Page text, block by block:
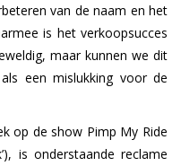
van de naam en het
is het verkoopsucces
maar kunnen we dit
een mislukking voor de
op de show Pimp My Ride
is onderstaande reclame